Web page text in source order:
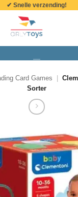
✔ Snelle verzending!
Card Games
Sorter